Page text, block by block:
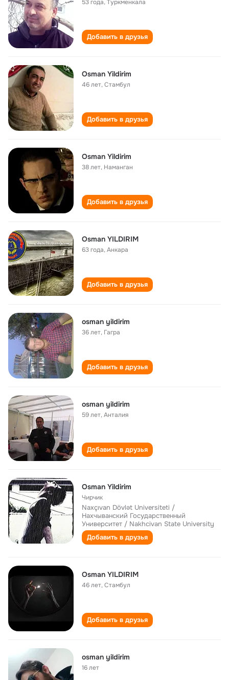
53 года,Туркменкала
Добавить в друзья
Osman Yildirim
46 лет,Стамбул
Добавить в друзья
Osman Yildirim
38 лет, Наманган
Добавить в друзья
Osman YILDIRIM
63 года,Анкара
Добавить в друзья
osman yildirim
36 лет, Гагра
Добавить в друзья
osman yildirim
59 лет,Анталия
Добавить в друзья
Osman Yildirim
Чирчик
Naxçıvan Dövlət Universiteti /
Нахчыванский Государственный
Университет / Nakhcivan State University
Добавить в друзья
Osman YILDIRIM
46 лет,Стамбул
Добавить в друзья
osman yildirim
16 лет